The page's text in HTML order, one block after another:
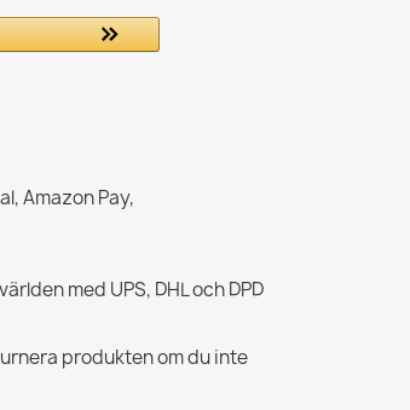
Amazon Pay,
med UPS, DHL och DPD
produkten om du inte